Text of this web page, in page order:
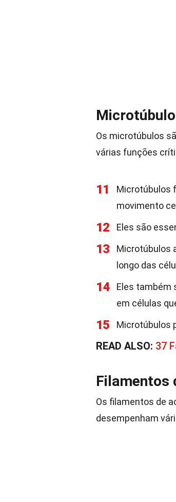
Os microtúbulos
várias funções
11 Microtúbulos
movimento
12 Eles são
13
Microtúbulos
longo das
14
Eles também
em células
15 Microtúbulos
READ ALSO: 37
Filamentos
Os filamentos de
desempenham